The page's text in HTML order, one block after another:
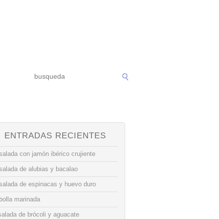
ENTRADAS RECIENTES
con jamón ibérico crujiente
de alubias y bacalao
de espinacas y huevo duro
marinada
de brócoli y aguacate